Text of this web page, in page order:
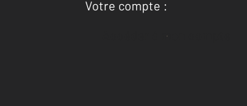
Votre compte :
Accéder à mon compte